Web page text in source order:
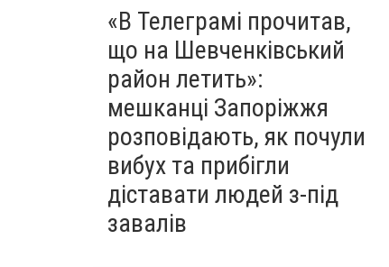
«В Телеграмі прочитав,
що на Шевченківський
район летить»:
мешканці Запоріжжя
розповідають, як почули
вибух та прибігли
діставати людей з-під
завалів